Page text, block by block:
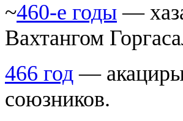
~460-е годы —
Вахтангом
466 год — акациры
союзников.